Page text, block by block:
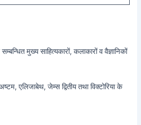
मुख्य साहित्यकारों, कलाकारों व वैज्ञानिकों
एलिजाबेथ, जेम्स द्वितीय तथा विक्टोरिया के